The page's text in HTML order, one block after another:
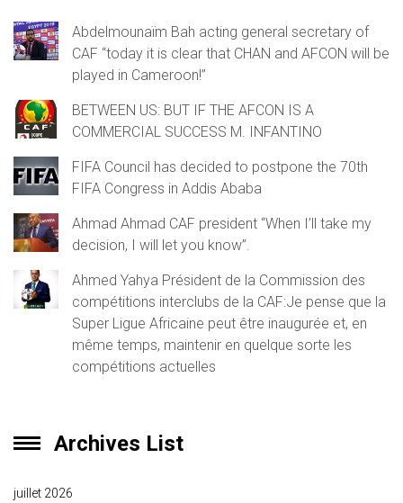
Abdelmounaïm Bah acting general secretary of
CAF “today it is clear that CHAN and AFCON will be
played in Cameroon!”
BETWEEN US: BUT IF THE AFCON IS A
COMMERCIAL SUCCESS M. INFANTINO
FIFA Council has decided to postpone the 70th
FIFA Congress in Addis Ababa
Ahmad Ahmad CAF president “When I’ll take my
decision, I will let you know”.
Ahmed Yahya Président de la Commission des
compétitions interclubs de la CAF:Je pense que la
Super Ligue Africaine peut être inaugurée et, en
même temps, maintenir en quelque sorte les
compétitions actuelles
Archives List
juillet 2026